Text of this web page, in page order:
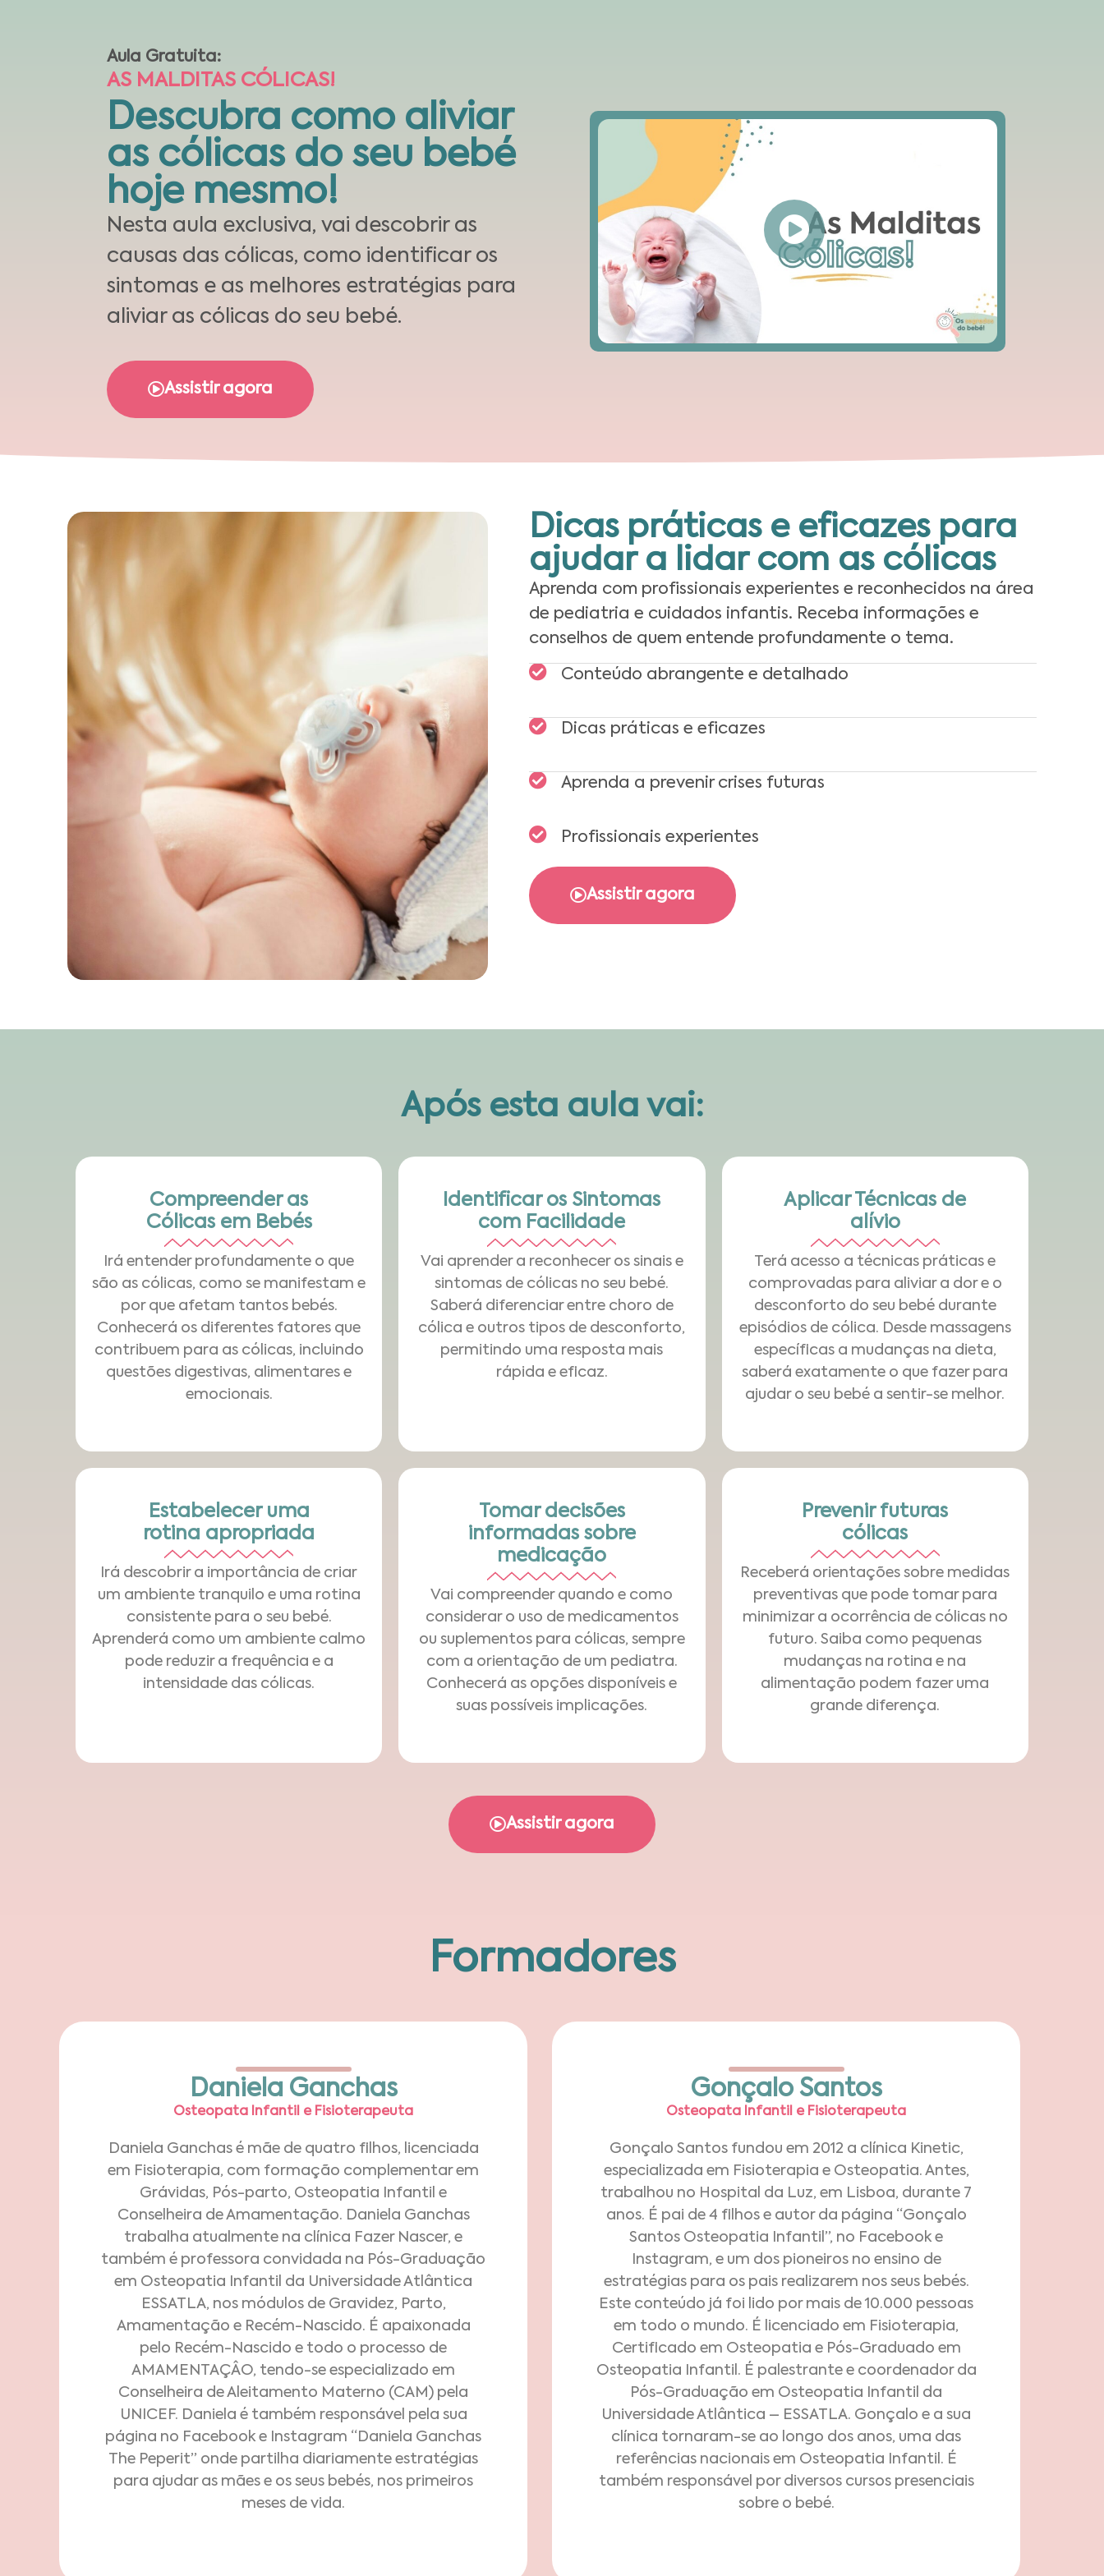
Aula Gratuita:
AS MALDITAS CÓLICAS!
Descubra como aliviar
as cólicas do seu bebé
hoje mesmo!
Nesta aula exclusiva, vai descobrir as
causas das cólicas, como identificar os
sintomas e as melhores estratégias para
aliviar as cólicas do seu bebé.
Assistir agora
Dicas práticas e eficazes para
ajudar a lidar com as cólicas
Aprenda com profissionais experientes e reconhecidos na área
de pediatria e cuidados infantis. Receba informações e
conselhos de quem entende profundamente o tema.
Conteúdo abrangente e detalhado
Dicas práticas e eficazes
Aprenda a prevenir crises futuras
Profissionais experientes
Assistir agora
Após esta aula vai:
Compreender as
Cólicas em Bebés
Irá entender profundamente o que
são as cólicas, como se manifestam e
por que afetam tantos bebés.
Conhecerá os diferentes fatores que
contribuem para as cólicas, incluindo
questões digestivas, alimentares e
emocionais.
Identificar os Sintomas
com Facilidade
Vai aprender a reconhecer os sinais e
sintomas de cólicas no seu bebé.
Saberá diferenciar entre choro de
cólica e outros tipos de desconforto,
permitindo uma resposta mais
rápida e eficaz.
Aplicar Técnicas de
alívio
Terá acesso a técnicas práticas e
comprovadas para aliviar a dor e o
desconforto do seu bebé durante
episódios de cólica. Desde massagens
específicas a mudanças na dieta,
saberá exatamente o que fazer para
ajudar o seu bebé a sentir-se melhor.
Estabelecer uma
rotina apropriada
Irá descobrir a importância de criar
um ambiente tranquilo e uma rotina
consistente para o seu bebé.
Aprenderá como um ambiente calmo
pode reduzir a frequência e a
intensidade das cólicas.
Tomar decisões
informadas sobre
medicação
Vai compreender quando e como
considerar o uso de medicamentos
ou suplementos para cólicas, sempre
com a orientação de um pediatra.
Conhecerá as opções disponíveis e
suas possíveis implicações.
Prevenir futuras
cólicas
Receberá orientações sobre medidas
preventivas que pode tomar para
minimizar a ocorrência de cólicas no
futuro. Saiba como pequenas
mudanças na rotina e na
alimentação podem fazer uma
grande diferença.
Assistir agora
Formadores
Daniela Ganchas
Osteopata Infantil e Fisioterapeuta​
Daniela Ganchas é mãe de quatro filhos, licenciada
em Fisioterapia, com formação complementar em
Grávidas, Pós-parto, Osteopatia Infantil e
Conselheira de Amamentação. Daniela Ganchas
trabalha atualmente na clínica Fazer Nascer, e
também é professora convidada na Pós-Graduação
em Osteopatia Infantil da Universidade Atlântica
ESSATLA, nos módulos de Gravidez, Parto,
Amamentação e Recém-Nascido. É apaixonada
pelo Recém-Nascido e todo o processo de
AMAMENTAÇÂO, tendo-se especializado em
Conselheira de Aleitamento Materno (CAM) pela
UNICEF. Daniela é também responsável pela sua
página no Facebook e Instagram “Daniela Ganchas
The Peperit” onde partilha diariamente estratégias
para ajudar as mães e os seus bebés, nos primeiros
meses de vida.
Gonçalo Santos
Osteopata Infantil e Fisioterapeuta​
Gonçalo Santos fundou em 2012 a clínica Kinetic,
especializada em Fisioterapia e Osteopatia. Antes,
trabalhou no Hospital da Luz, em Lisboa, durante 7
anos. É pai de 4 filhos e autor da página “Gonçalo
Santos Osteopatia Infantil”, no Facebook e
Instagram, e um dos pioneiros no ensino de
estratégias para os pais realizarem nos seus bebés.
Este conteúdo já foi lido por mais de 10.000 pessoas
em todo o mundo. É licenciado em Fisioterapia,
Certificado em Osteopatia e Pós-Graduado em
Osteopatia Infantil. É palestrante e coordenador da
Pós-Graduação em Osteopatia Infantil da
Universidade Atlântica – ESSATLA. Gonçalo e a sua
clínica tornaram-se ao longo dos anos, uma das
referências nacionais em Osteopatia Infantil. É
também responsável por diversos cursos presenciais
sobre o bebé.